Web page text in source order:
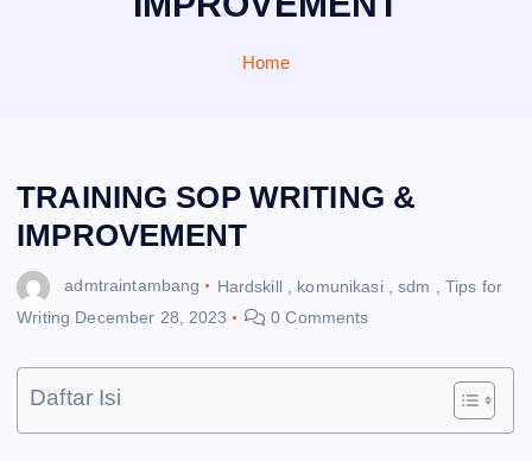
Home
TRAINING SOP WRITING &
IMPROVEMENT
admtraintambang Hardskill, komunikasi,sdm
Tips for
Writing December 28, 2023 0 Comments
Daftar Isi